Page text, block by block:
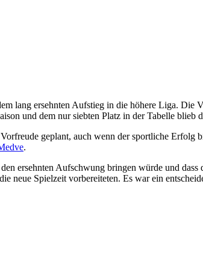
lang ersehnten Aufstieg in die höhere Liga. Die
und dem nur siebten Platz in der Tabelle blieb
geplant, auch wenn der sportliche Erfolg
.
ersehnten Aufschwung bringen würde und
neue Spielzeit vorbereiteten. Es war ein